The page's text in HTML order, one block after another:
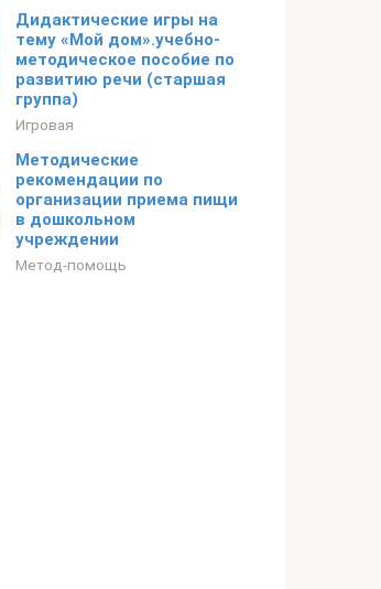
Дидактические игры на
тему «Мой дом».учебно-
методическое пособие по
развитию речи (старшая
группа)
Игровая
Методические
рекомендации по
организации приема пищи
в дошкольном
учреждении
Метод-помощь